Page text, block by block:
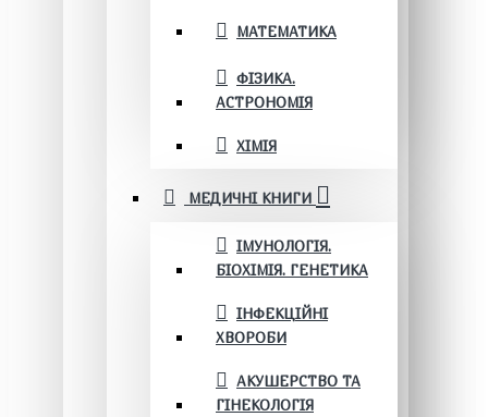
МАТЕМАТИКА
ФІЗИКА.
АСТРОНОМІЯ
ХІМІЯ
МЕДИЧНІ КНИГИ
ІМУНОЛОГІЯ.
БІОХІМІЯ. ГЕНЕТИКА
ІНФЕКЦІЙНІ
ХВОРОБИ
АКУШЕРСТВО ТА
ГІНЕКОЛОГІЯ